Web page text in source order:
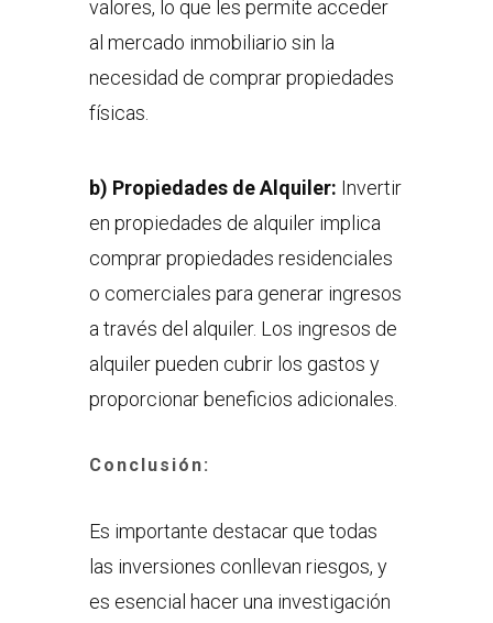
valores, lo que les permite acceder
al mercado inmobiliario sin la
necesidad de comprar propiedades
físicas.
b) Propiedades de Alquiler: Invertir
en propiedades de alquiler implica
comprar propiedades residenciales
o comerciales para generar ingresos
a través del alquiler. Los ingresos de
alquiler pueden cubrir los gastos y
proporcionar beneficios adicionales.
Conclusión:
Es importante destacar que todas
las inversiones conllevan riesgos, y
es esencial hacer una investigación